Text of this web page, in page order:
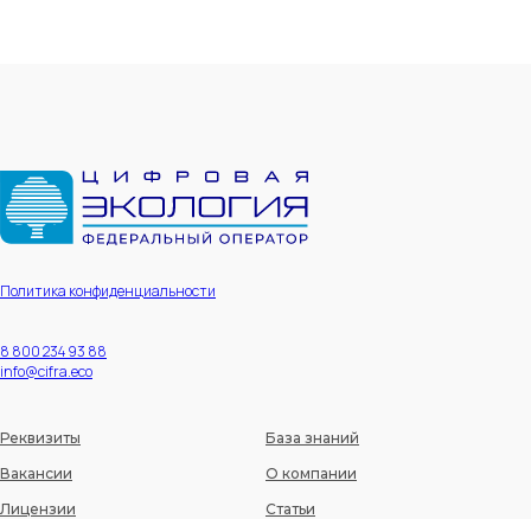
Политика конфиденциальности
8 800 234 93 88
info@cifra.eco
Реквизиты
Вакансии
Лицензии
База знаний
О компании
Статьи